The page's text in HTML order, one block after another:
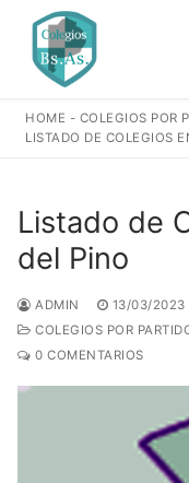
contenido
HOME - COLEGIOS POR
LISTADO DE COLEGIOS
Listado de
del Pino
ADMIN
13/03/2023
COLEGIOS POR
0 COMENTARIOS